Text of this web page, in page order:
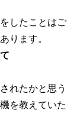
したことはご
ります。
れたかと思う
を教えていた